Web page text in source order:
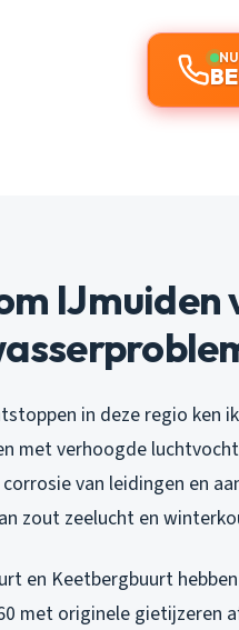
IJmuiden
in deze regio ken
met verhoogde
van leidingen en
zout zeelucht en
en Keetbergbuurt
met originele